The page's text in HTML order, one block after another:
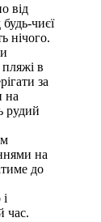
від
чиєї
нічого.
в
за
на
рудий
на
до
час.